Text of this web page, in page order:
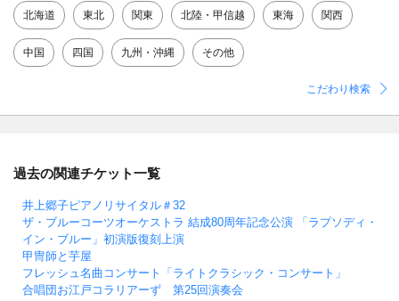
北海道 東北 関東 北陸・甲信越 東海 関西
中国 四国 九州・沖縄 その他
こだわり検索
過去の関連チケット一覧
井上郷子ピアノリサイタル＃32
ザ・ブルーコーツオーケストラ 結成80周年記念公演 「ラプソディ・
イン・ブルー」初演版復刻上演
甲冑師と芋屋
フレッシュ名曲コンサート「ライトクラシック・コンサート」
合唱団お江戸コラリアーず 第25回演奏会